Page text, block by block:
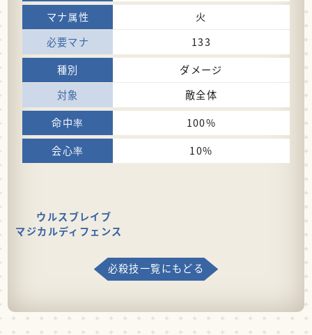
火
133
ダメージ
敵全体
100%
10%
ウルスブレイブ
マジカルディフェンス
必殺技一覧にもどる